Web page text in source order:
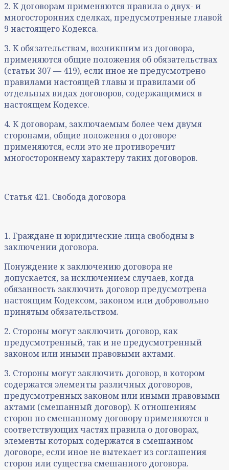
2. К договорам применяются правила о двух- и
многосторонних сделках, предусмотренные главой
9 настоящего Кодекса.
3. К обязательствам, возникшим из договора,
применяются общие положения об обязательствах
(статьи 307 — 419), если иное не предусмотрено
правилами настоящей главы и правилами об
отдельных видах договоров, содержащимися в
настоящем Кодексе.
4. К договорам, заключаемым более чем двумя
сторонами, общие положения о договоре
применяются, если это не противоречит
многостороннему характеру таких договоров.
Статья 421. Свобода договора
1. Граждане и юридические лица свободны в
заключении договора.
Понуждение к заключению договора не
допускается, за исключением случаев, когда
обязанность заключить договор предусмотрена
настоящим Кодексом, законом или добровольно
принятым обязательством.
2. Стороны могут заключить договор, как
предусмотренный, так и не предусмотренный
законом или иными правовыми актами.
3. Стороны могут заключить договор, в котором
содержатся элементы различных договоров,
предусмотренных законом или иными правовыми
актами (смешанный договор). К отношениям
сторон по смешанному договору применяются в
соответствующих частях правила о договорах,
элементы которых содержатся в смешанном
договоре, если иное не вытекает из соглашения
сторон или существа смешанного договора.